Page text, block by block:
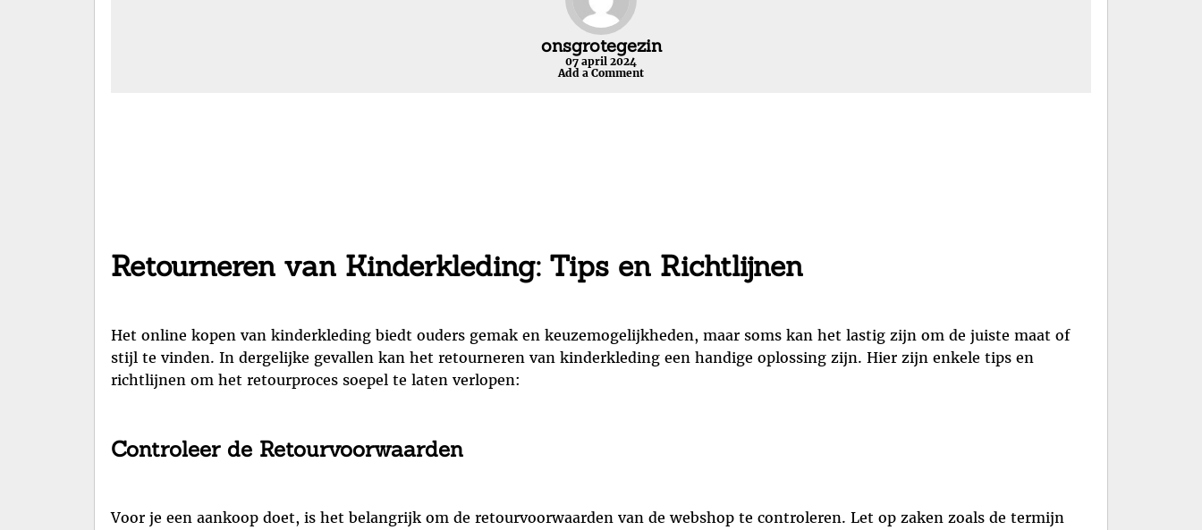
onsgrotegezin
07 april 2024
Add a Comment
Retourneren van Kinderkleding: Tips en Richtlijnen
Het online kopen van kinderkleding biedt ouders gemak en keuzemogelijkheden, maar soms kan het lastig zijn om de juiste maat of
stijl te vinden. In dergelijke gevallen kan het retourneren van kinderkleding een handige oplossing zijn. Hier zijn enkele tips en
richtlijnen om het retourproces soepel te laten verlopen:
Controleer de Retourvoorwaarden
Voor je een aankoop doet, is het belangrijk om de retourvoorwaarden van de webshop te controleren. Let op zaken zoals de termijn